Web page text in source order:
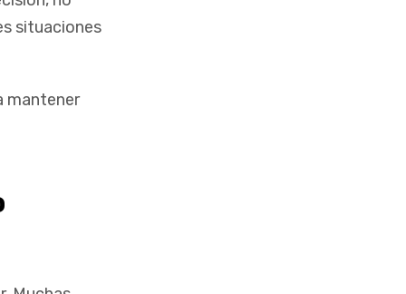
situaciones
mantener